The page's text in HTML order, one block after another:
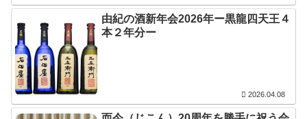
由紀の酒新年会2026年ー黒龍四天王４
本２年分ー
2026.04.08